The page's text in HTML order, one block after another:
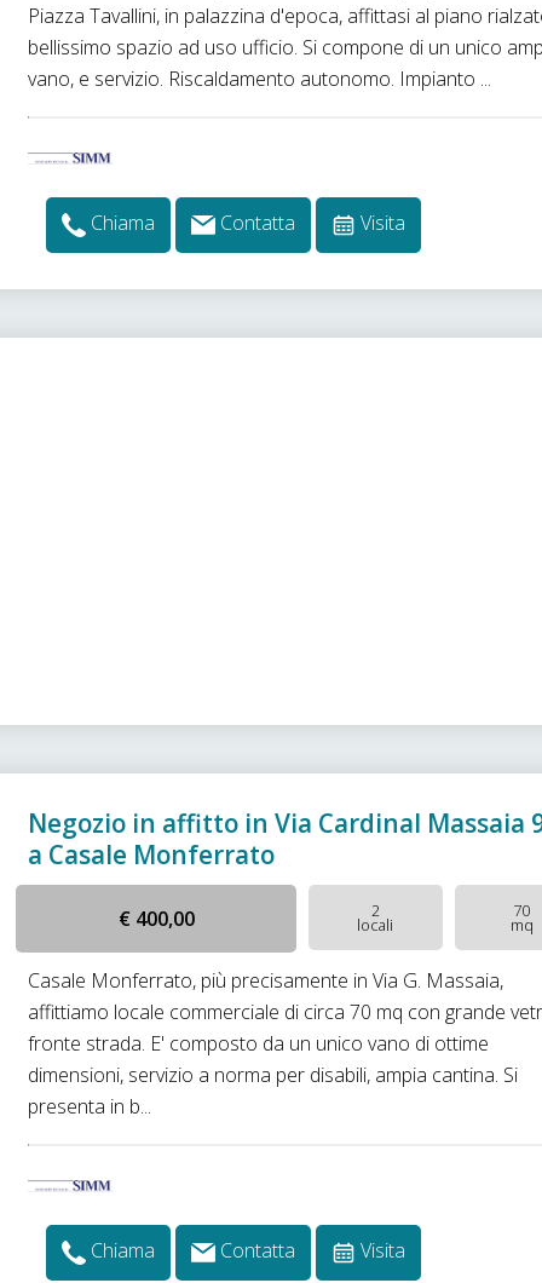
Piazza Tavallini, in palazzina d'epoca, affittasi al piano
bellissimo spazio ad uso ufficio. Si compone di un unico
vano, e servizio. Riscaldamento autonomo. Impianto ...
Chiama Contatta Visita
Negozio in affitto in Via Cardinal Massaia
a Casale Monferrato
€ 400,00 2
locali
70
mq
Casale Monferrato, più precisamente in Via G. Massaia,
affittiamo locale commerciale di circa 70 mq con grande
fronte strada. E' composto da un unico vano di ottime
dimensioni, servizio a norma per disabili, ampia cantina. Si
presenta in b...
Chiama Contatta Visita